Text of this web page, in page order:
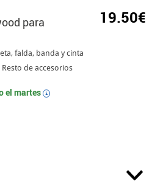
para 19.50€
falda, banda y cinta
Resto de accesorios
el martes i